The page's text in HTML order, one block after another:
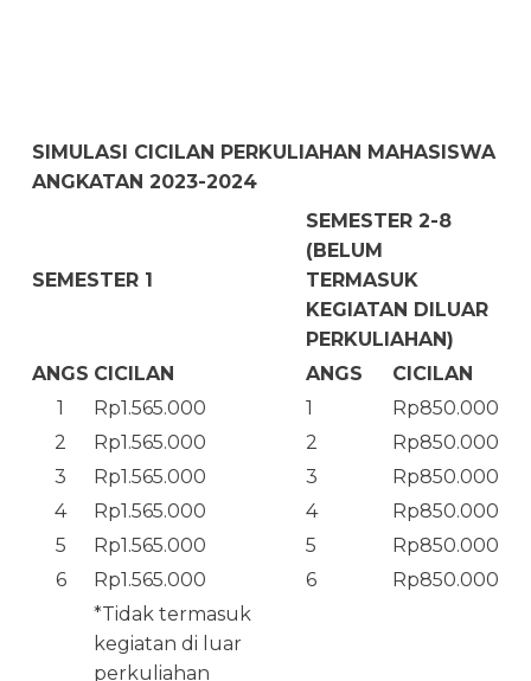
SIMULASI CICILAN PERKULIAHAN MAHASISWA
ANGKATAN 2023-2024
SEMESTER 1
SEMESTER 2-8
(BELUM
TERMASUK
KEGIATAN DILUAR
PERKULIAHAN)
ANGS CICILAN ANGS
CICILAN
1
Rp1.565.000 1
Rp850.000
2
Rp1.565.000 2
Rp850.000
3
Rp1.565.000 3
Rp850.000
4
Rp1.565.000 4
Rp850.000
5
Rp1.565.000 5
Rp850.000
6
Rp1.565.000 6
Rp850.000
*Tidak termasuk
kegiatan di luar
perkuliahan